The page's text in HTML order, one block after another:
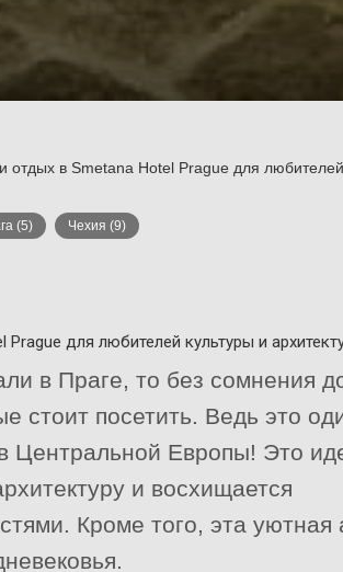
отдых в Smetana Hotel Prague для
(5) Чехия (9)
для любителей культуры и
в Праге, то без сомнения
стоит посетить. Ведь это
Центральной Европы! Это
и восхищается
Кроме того, эта